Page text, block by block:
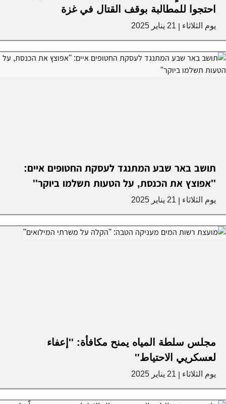
احتجوا للمطالبة بوقف القتال في غزة
يوم الثلاثاء 21 يناير 2025
תושב באר שבע המתנגד לעסקת החטופים איים:
''אפוצץ את הכנסת, על הטעות תשלמו ביוקר''
يوم الثلاثاء 21 يناير 2025
مجلس سلطة المياه يمنح مكافأة: ''إعفاء
لعسكريي الاحتياط''
يوم الثلاثاء 21 يناير 2025